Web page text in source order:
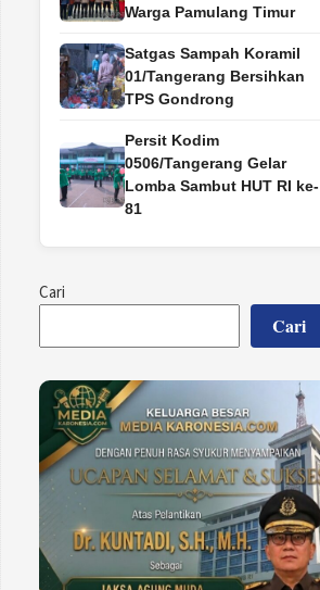
Warga Pamulang Timur
Satgas Sampah Koramil
01/Tangerang Bersihkan
TPS Gondrong
Persit Kodim
0506/Tangerang Gelar
Lomba Sambut HUT RI ke-
81
Cari
Cari